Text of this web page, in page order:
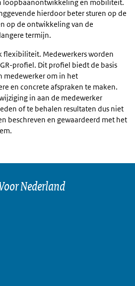
loopbaanontwikkeling en mobiliteit.
hierdoor beter sturen op de
op de ontwikkeling van de
termijn.
flexibiliteit. Medewerkers worden
profiel. Dit profiel biedt de basis
medewerker om in het
en concrete afspraken te maken.
in aan de medewerker
of te behalen resultaten dus niet
beschreven en gewaardeerd met het
Nederland